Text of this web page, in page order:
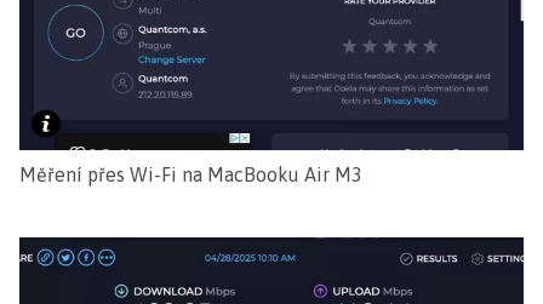
Měření přes Wi-Fi na MacBooku Air M3